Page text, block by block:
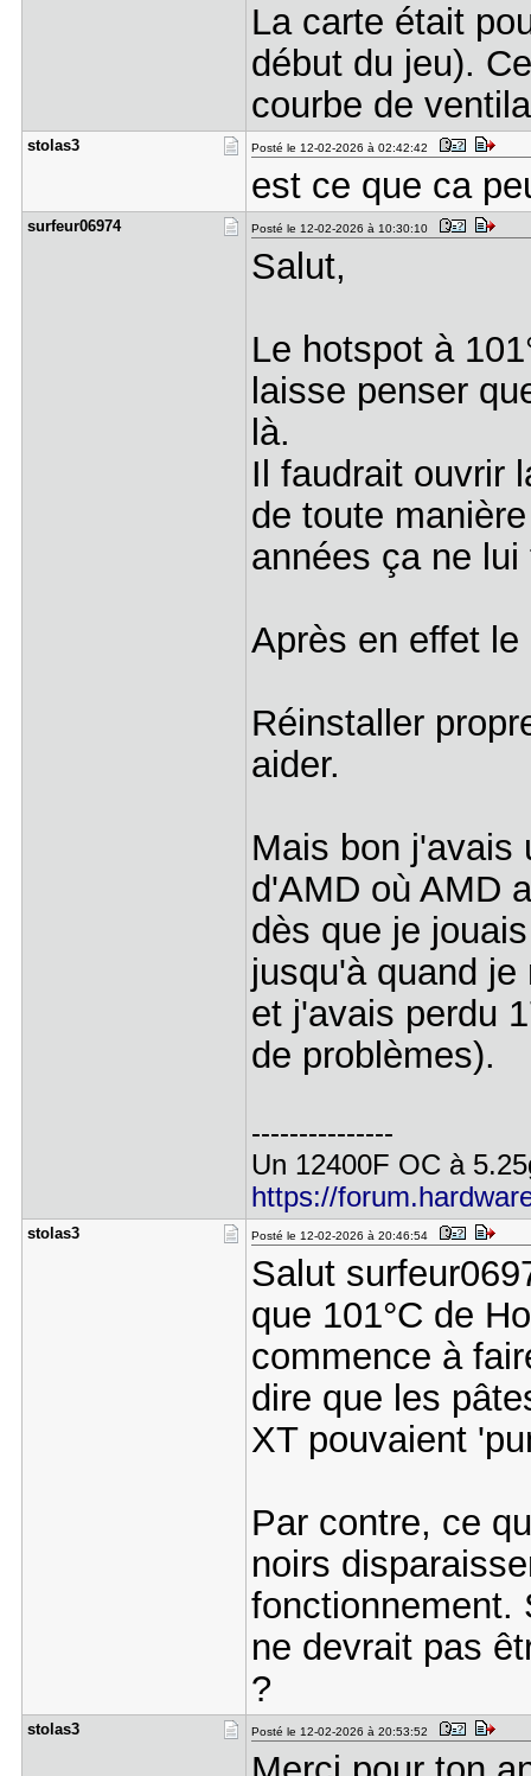
La carte était
début du jeu).
courbe de
stolas3 Posté le 12-02-2026 à 02:42:42
est ce que ca
surfeur069​74 Posté le 12-02-2026 à 10:30:10
Salut,
Le hotspot à
laisse penser
là.
Il faudrait ouvrir
de toute
années ça ne
Après en effet
Réinstaller
aider.
Mais bon j'avais
d'AMD où AMD
dès que je
jusqu'à quand
et j'avais perdu
de problèmes).
---------------
Un 12400F OC à
https://
stolas3 Posté le 12-02-2026 à 20:46:54
Salut
que 101°C de
commence à
dire que les
XT pouvaient
Par contre, ce
noirs
fonctionnement.
ne devrait pas
?
stolas3 Posté le 12-02-2026 à 20:53:52